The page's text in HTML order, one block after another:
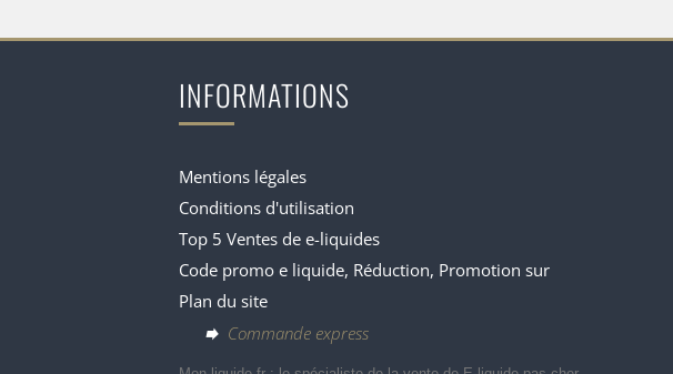
INFORMATIONS
Mentions légales
Conditions d'utilisation
Top 5 Ventes de e-liquides
Code promo e liquide, Réduction, Promotion sur
Plan du site
Commande express